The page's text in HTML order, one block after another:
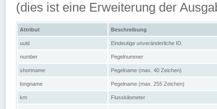
(dies ist eine Erweiterung der
Attribut Beschreibung
uuid Eindeutige unveränderliche ID.
number Pegelnummer
shortname Pegelname (max. 40 Zeichen)
longname Pegelname (max. 255 Zeichen)
km Flusskilometer